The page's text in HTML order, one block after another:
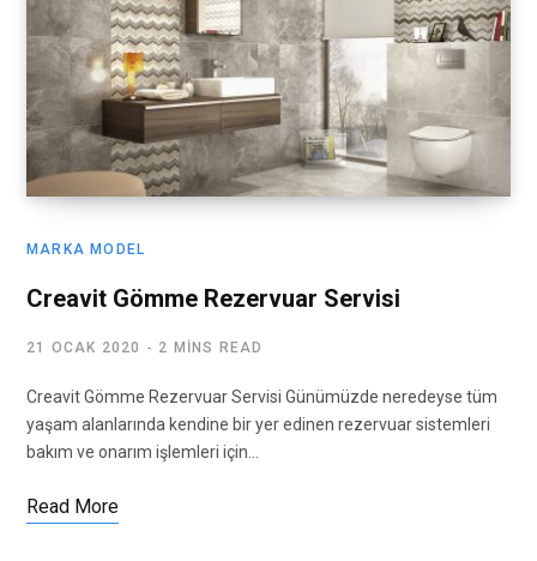
MARKA MODEL
Creavit Gömme Rezervuar Servisi
21 OCAK 2020 2 MINS READ
Creavit Gömme Rezervuar Servisi Günümüzde neredeyse tüm
yaşam alanlarında kendine bir yer edinen rezervuar sistemleri
bakım ve onarım işlemleri için…
Read More